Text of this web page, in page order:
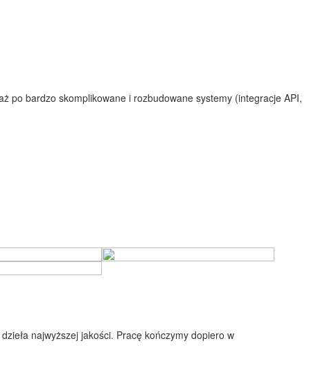
po bardzo skomplikowane i rozbudowane systemy (integracje API,
najwyższej jakości. Pracę kończymy dopiero w